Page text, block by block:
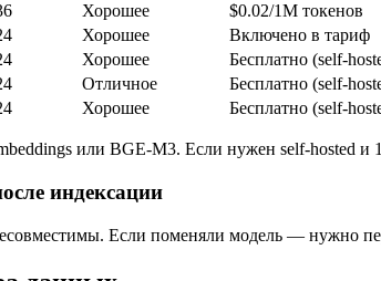
Хорошее $0.02/1M токенов
Хорошее Включено в тариф
Хорошее Бесплатно (self-
Отличное Бесплатно (self-
Хорошее Бесплатно (self-
или BGE-M3. Если нужен self-hosted
индексации
Если поменяли модель — нужно